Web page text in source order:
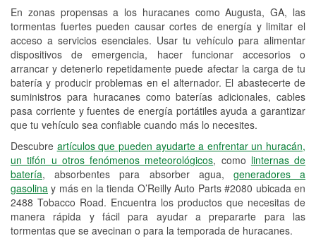
En zonas propensas a los huracanes como Augusta, GA, las
tormentas fuertes pueden causar cortes de energía y limitar el
acceso a servicios esenciales. Usar tu vehículo para alimentar
dispositivos de emergencia, hacer funcionar accesorios o
arrancar y detenerlo repetidamente puede afectar la carga de tu
batería y producir problemas en el alternador. El abastecerte de
suministros para huracanes como baterías adicionales, cables
pasa corriente y fuentes de energía portátiles ayuda a garantizar
que tu vehículo sea confiable cuando más lo necesites.
Descubre artículos que pueden ayudarte a enfrentar un huracán,
un tifón u otros fenómenos meteorológicos, como linternas de
batería, absorbentes para absorber agua, generadores a
gasolina y más en la tienda O’Reilly Auto Parts #2080 ubicada en
2488 Tobacco Road. Encuentra los productos que necesitas de
manera rápida y fácil para ayudar a prepararte para las
tormentas que se avecinan o para la temporada de huracanes.
freno
Hurricane Supplies
Conoce más